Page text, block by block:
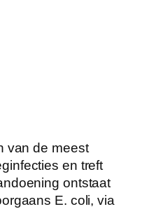
van de meest
en treft
ontstaat
E. coli, via